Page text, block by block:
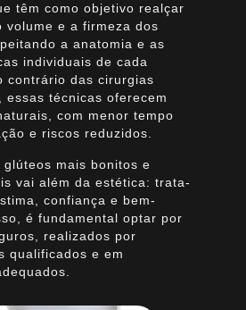
têm como objetivo realçar
volume e a firmeza dos
a anatomia e as
individuais de cada
contrário das cirurgias
essas técnicas oferecem
com menor tempo
e riscos reduzidos.
glúteos mais bonitos e
vai além da estética: trata-
confiança e bem-
é fundamental optar por
realizados por
qualificados e em